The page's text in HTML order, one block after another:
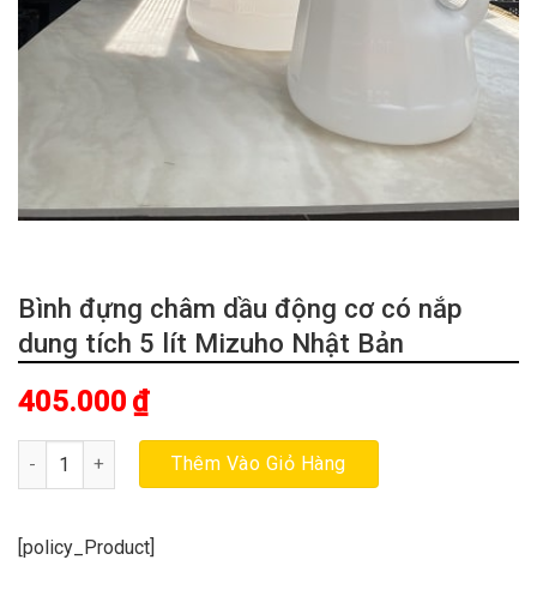
Bình đựng châm dầu động cơ có nắp
dung tích 5 lít Mizuho Nhật Bản
405.000 ₫
Bình đựng châm dầu động cơ có nắp dung tích 5 lít Mizuho Nhật
Thêm Vào Giỏ Hàng
[policy_Product]